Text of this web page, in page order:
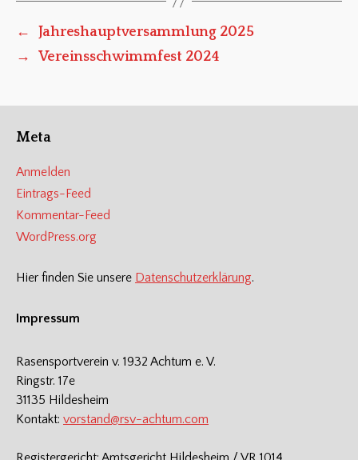
←
Jahreshauptversammlung 2025
→
Vereinsschwimmfest 2024
Meta
Anmelden
Eintrags-Feed
Kommentar-Feed
WordPress.org
Hier finden Sie unsere Datenschutzerklärung.
Impressum
Rasensportverein v. 1932 Achtum e. V.
Ringstr. 17e
31135 Hildesheim
Kontakt: vorstand@rsv-achtum.com